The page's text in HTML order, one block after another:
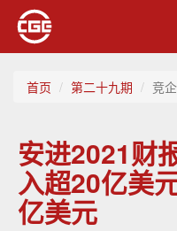
首页 第二十九期 竞
安进2021财
入超20亿美
亿美元